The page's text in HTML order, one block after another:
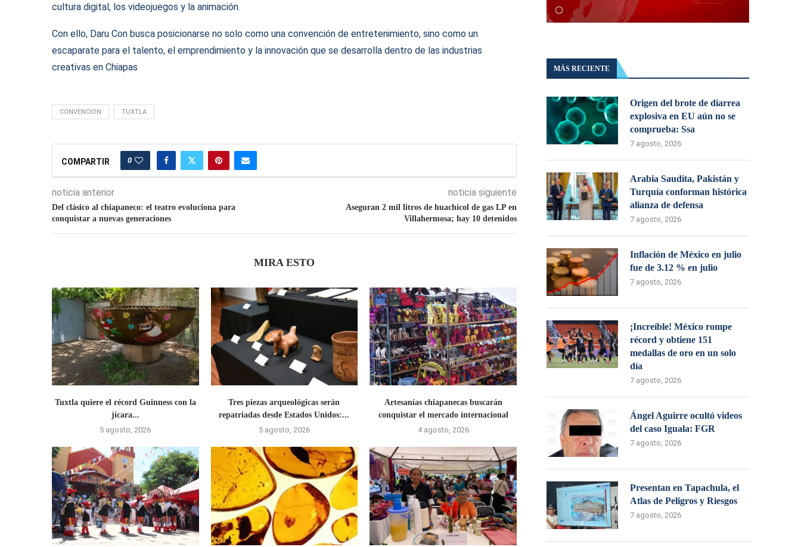
cultura digital, los videojuegos y la animación.
Con ello, Daru Con busca posicionarse no solo como una convención de entretenimiento, sino como un
escaparate para el talento, el emprendimiento y la innovación que se desarrolla dentro de las industrias
creativas en Chiapas
CONVENCION TUXTLA
COMPARTIR 0
noticia anterior
Del clásico al chiapaneco: el teatro evoluciona para
conquistar a nuevas generaciones
noticia siguiente
Aseguran 2 mil litros de huachicol de gas LP en
Villahermosa; hay 10 detenidos
MIRA ESTO
Tuxtla quiere el récord Guinness con la
jícara...
5 agosto, 2026
Tres piezas arqueológicas serán
repatriadas desde Estados Unidos:...
5 agosto, 2026
Artesanías chiapanecas buscarán
conquistar el mercado internacional
4 agosto, 2026
MÁS RECIENTE
Origen del brote de diarrea
explosiva en EU aún no se
comprueba: Ssa
7 agosto, 2026
Arabia Saudita, Pakistán y
Turquía conforman histórica
alianza de defensa
7 agosto, 2026
Inflación de México en julio
fue de 3.12 % en julio
7 agosto, 2026
¡Increíble! México rompe
récord y obtiene 151
medallas de oro en un solo
día
7 agosto, 2026
Ángel Aguirre ocultó videos
del caso Iguala: FGR
7 agosto, 2026
Presentan en Tapachula, el
Atlas de Peligros y Riesgos
7 agosto, 2026